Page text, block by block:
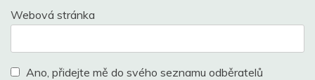
Webová stránka
Ano, přidejte mě do svého seznamu odběratelů